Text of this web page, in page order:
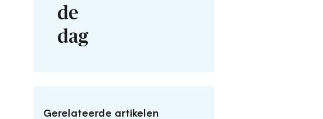
de
dag
Gerelateerde artikelen